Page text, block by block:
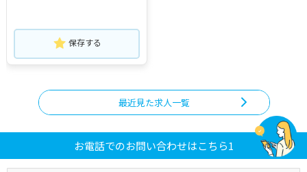
保存する
最近見た求人一覧
お電話でのお問い合わせはこちら1